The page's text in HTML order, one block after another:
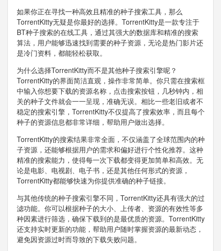
如果你正在寻找一种高效且精准的种子搜索工具，那么
TorrentKitty无疑是你最好的选择。TorrentKitty是一款专注于
BT种子搜索的在线工具，通过其强大的数据库和精准的搜索
算法，用户能够迅速找到需要的种子资源，无论是热门影片还
是冷门资料，都能轻松获取。
为什么选择TorrentKitty而不是其他种子搜索引擎呢？
TorrentKitty的界面简洁直观，操作非常简单。你只需在搜索框
中输入你想要下载的资源名称，点击搜索按钮，几秒钟内，相
关的种子文件就会一一呈现，准确无误。相比一些老旧或者不
稳定的搜索引擎，TorrentKitty不仅提高了搜索效率，而且每个
种子的资源信息都非常详细，帮助用户做出选择。
TorrentKitty的搜索结果非常全面，不仅涵盖了全球范围内的种
子资源，还能够根据用户的需求和偏好进行个性化推荐。这种
精准的搜索能力，使得每一次下载都变得更加简单和高效。无
论是电影、电视剧、电子书，还是其他任何形式的资源，
TorrentKitty都能够快速为你提供准确的种子链接。
与其他传统的种子搜索引擎不同，TorrentKitty还具有强大的过
滤功能。你可以根据种子的大小、上传者、资源的有效性等多
种因素进行筛选，确保下载到的是最优质的资源。TorrentKitty
还支持实时更新的功能，帮助用户随时掌握资源的最新动态，
避免因资源过时而导致的下载失败问题。